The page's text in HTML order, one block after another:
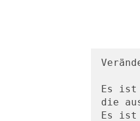
Es ist
die
Es ist